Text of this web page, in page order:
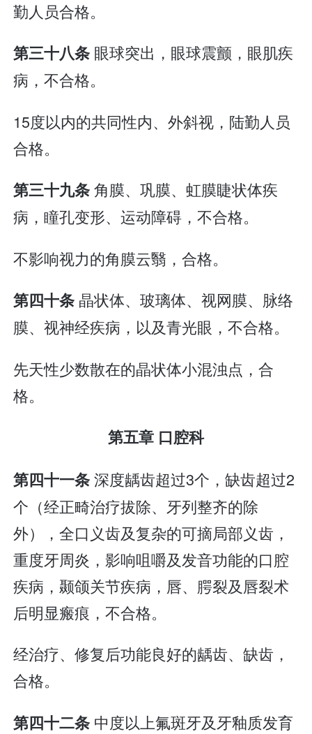
勤人员合格。
第三十八条 眼球突出，眼球震颤，眼肌疾
病，不合格。
15度以内的共同性内、外斜视，陆勤人员
合格。
第三十九条角膜、巩膜、虹膜睫状体疾
病，瞳孔变形、运动障碍，不合格。
不影响视力的角膜云翳，合格。
第四十条 晶状体、玻璃体、视网膜、脉络
膜、视神经疾病，以及青光眼，不合格。
先天性少数散在的晶状体小混浊点，合
格。
第五章 口腔科
第四十一条深度龋齿超过3个，缺齿超过2
个（经正畸治疗拔除、牙列整齐的除
外），全口义齿及复杂的可摘局部义齿，
重度牙周炎，影响咀嚼及发音功能的口腔
疾病，颞颌关节疾病，唇、腭裂及唇裂术
后明显瘢痕，不合格。
经治疗、修复后功能良好的龋齿、缺齿，
合格。
第四十二条 中度以上氟斑牙及牙釉质发育